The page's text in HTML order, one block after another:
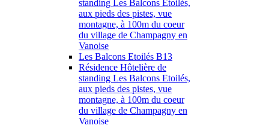
standing Les Balcons Etoilés,
aux pieds des pistes, vue
montagne, à 100m du coeur
du village de Champagny en
Vanoise
Les Balcons Etoilés B13
Résidence Hôtelière de
standing Les Balcons Etoilés,
aux pieds des pistes, vue
montagne, à 100m du coeur
du village de Champagny en
Vanoise